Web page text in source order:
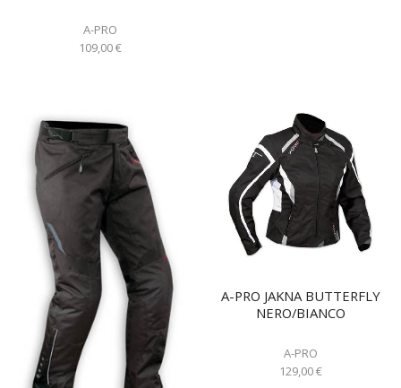
A-PRO
109,00€
A-PRO JAKNA BUTTERFLY
NERO/BIANCO
A-PRO
129,00€